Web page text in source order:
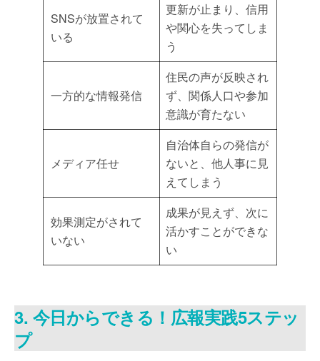
SNSが放置されて
いる
更新が止まり、信用
や関心を失ってしま
う
一方的な情報発信
住民の声が反映され
ず、関係人口や参加
意識が育たない
メディア任せ
自治体自らの発信が
ないと、他人事に見
えてしまう
効果測定がされて
いない
成果が見えず、次に
活かすことができな
い
3. 今日からできる！広報実践5ステッ
プ